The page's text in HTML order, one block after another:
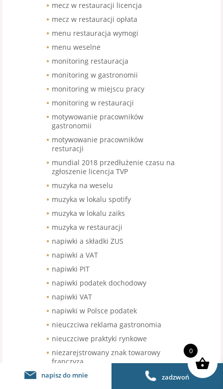
mecz w restauracji licencja
mecz w restauracji opłata
menu restauracja wymogi
menu weselne
monitoring restauracja
monitoring w gastronomii
monitoring w miejscu pracy
monitoring w restauracji
motywowanie pracowników
gastronomii
motywowanie pracowników
resturacji
mundial 2018 przedłużenie czasu na
zgłoszenie licencja TVP
muzyka na weselu
muzyka w lokalu spotify
muzyka w lokalu zaiks
muzyka w restauracji
napiwki a składki ZUS
napiwki a VAT
napiwki PIT
napiwki podatek dochodowy
napiwki VAT
napiwki w Polsce podatek
nieuczciwa reklama gastronomia
nieuczciwe praktyki rynkowe
niezarejstrowany znak towarowy
franczyza
nowe kasy fisklane gastronomia
napisz do mnie zadzwoń
0